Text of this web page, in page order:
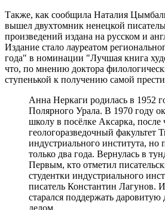
Также, как сообщила Наталия
вышел двухтомник ненецкой
произведений издана на русском и
Издание стало лауреатом
года" в номинации "Лучшая книга
что, по мнению доктора
ступенькой к получению самой
Анна Неркаги родилась в 1952
Полярного Урала. В 1970 году
школу в посёлке Аксарка, после
геологоразведочный факультет
индустриального института, но
только два года. Вернулась в
Первым, кто отметил
студентки индустриального
писатель Константин Лагунов.
старался поддержать
делом.